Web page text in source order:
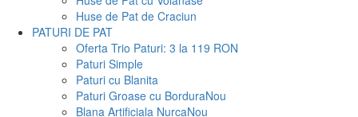
Huse de Pat de Craciun
PATURI DE PAT
Oferta Trio Paturi: 3 la 119 RON
Paturi Simple
Paturi cu Blanita
Paturi Groase cu BorduraNou
Blana Artificiala NurcaNou